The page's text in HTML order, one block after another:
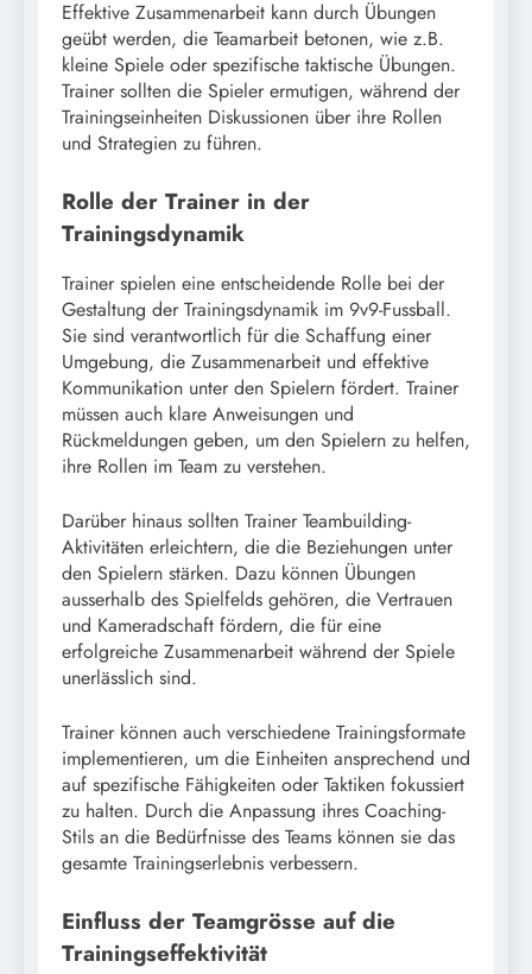
Effektive Zusammenarbeit kann durch Übungen
geübt werden, die Teamarbeit betonen, wie z.B.
kleine Spiele oder spezifische taktische Übungen.
Trainer sollten die Spieler ermutigen, während der
Trainingseinheiten Diskussionen über ihre Rollen
und Strategien zu führen.
Rolle der Trainer in der
Trainingsdynamik
Trainer spielen eine entscheidende Rolle bei der
Gestaltung der Trainingsdynamik im 9v9-Fussball.
Sie sind verantwortlich für die Schaffung einer
Umgebung, die Zusammenarbeit und effektive
Kommunikation unter den Spielern fördert. Trainer
müssen auch klare Anweisungen und
Rückmeldungen geben, um den Spielern zu helfen,
ihre Rollen im Team zu verstehen.
Darüber hinaus sollten Trainer Teambuilding-
Aktivitäten erleichtern, die die Beziehungen unter
den Spielern stärken. Dazu können Übungen
ausserhalb des Spielfelds gehören, die Vertrauen
und Kameradschaft fördern, die für eine
erfolgreiche Zusammenarbeit während der Spiele
unerlässlich sind.
Trainer können auch verschiedene Trainingsformate
implementieren, um die Einheiten ansprechend und
auf spezifische Fähigkeiten oder Taktiken fokussiert
zu halten. Durch die Anpassung ihres Coaching-
Stils an die Bedürfnisse des Teams können sie das
gesamte Trainingserlebnis verbessern.
Einfluss der Teamgrösse auf die
Trainingseffektivität